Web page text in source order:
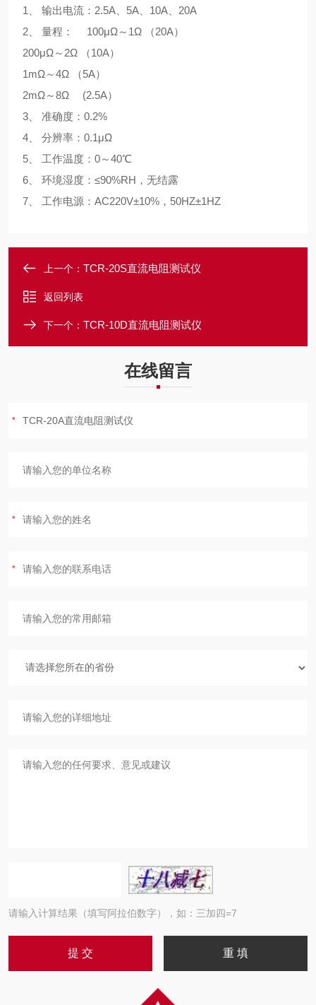
1、 输出电流：2.5A、5A、10A、20A
2、 量程： 100μΩ～1Ω （20A）
200μΩ～2Ω （10A）
1mΩ～4Ω （5A）
2mΩ～8Ω (2.5A）
3、 准确度：0.2%
4、 分辨率：0.1μΩ
5、 工作温度：0～40℃
6、 环境湿度：≤90%RH，无结露
7、 工作电源：AC220V±10%，50HZ±1HZ
上一个： TCR-20S直流电阻测试仪
返回列表
下一个： TCR-10D直流电阻测试仪
在线留言
请输入计算结果（填写阿拉伯数字），如：三加四=7